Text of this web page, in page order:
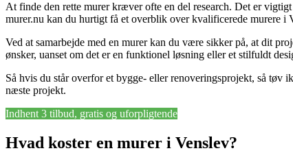
At finde den rette murer kræver ofte en del research. Det er
murer.nu kan du hurtigt få et overblik over kvalificerede murere i
Ved at samarbejde med en murer kan du være sikker på, at dit
ønsker, uanset om det er en funktionel løsning eller et stilfuldt
Så hvis du står overfor et bygge- eller renoveringsprojekt, så
næste projekt.
Indhent 3 tilbud, gratis og uforpligtende
Hvad koster en murer i Venslev?